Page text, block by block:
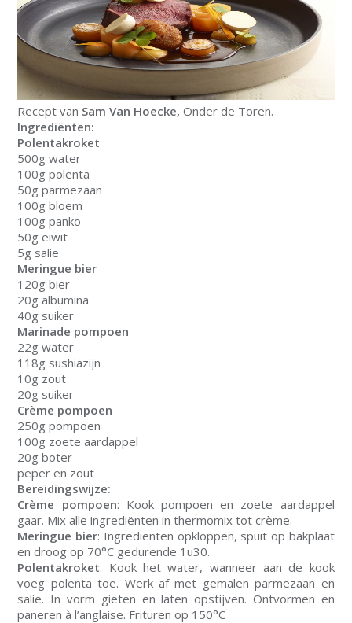
Recept van Sam Van Hoecke, Onder de Toren.
Ingrediënten:
Polentakroket
500g water
100g polenta
50g parmezaan
100g bloem
100g panko
50g eiwit
5g salie
Meringue bier
120g bier
20g albumina
40g suiker
Marinade pompoen
22g water
118g sushiazijn
10g zout
20g suiker
Crème pompoen
250g pompoen
100g zoete aardappel
20g boter
peper en zout
Bereidingswijze:
Crème pompoen: Kook pompoen en zoete aardappel
gaar. Mix alle ingrediënten in thermomix tot crème.
Meringue bier: Ingrediënten opkloppen, spuit op bakplaat
en droog op 70°C gedurende 1u30.
Polentakroket: Kook het water, wanneer aan de kook
voeg polenta toe. Werk af met gemalen parmezaan en
salie. In vorm gieten en laten opstijven. Ontvormen en
paneren à l’anglaise. Frituren op 150°C